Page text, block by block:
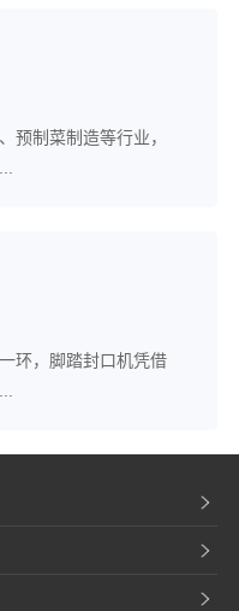
预制菜制造等行业，
环，脚踏封口机凭借